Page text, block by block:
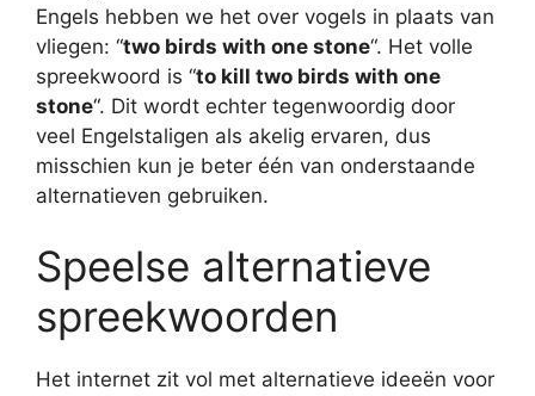
Engels hebben we het over vogels in plaats van
vliegen: “two birds with one stone“. Het volle
spreekwoord is “to kill two birds with one
stone“. Dit wordt echter tegenwoordig door
veel Engelstaligen als akelig ervaren, dus
misschien kun je beter één van onderstaande
alternatieven gebruiken.
Speelse alternatieve
spreekwoorden
Het internet zit vol met alternatieve ideeën voor